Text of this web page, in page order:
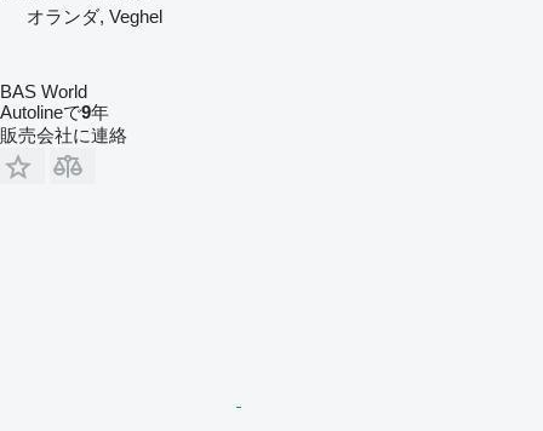
オランダ, Veghel
BAS World
Autolineで9年
販売会社に連絡